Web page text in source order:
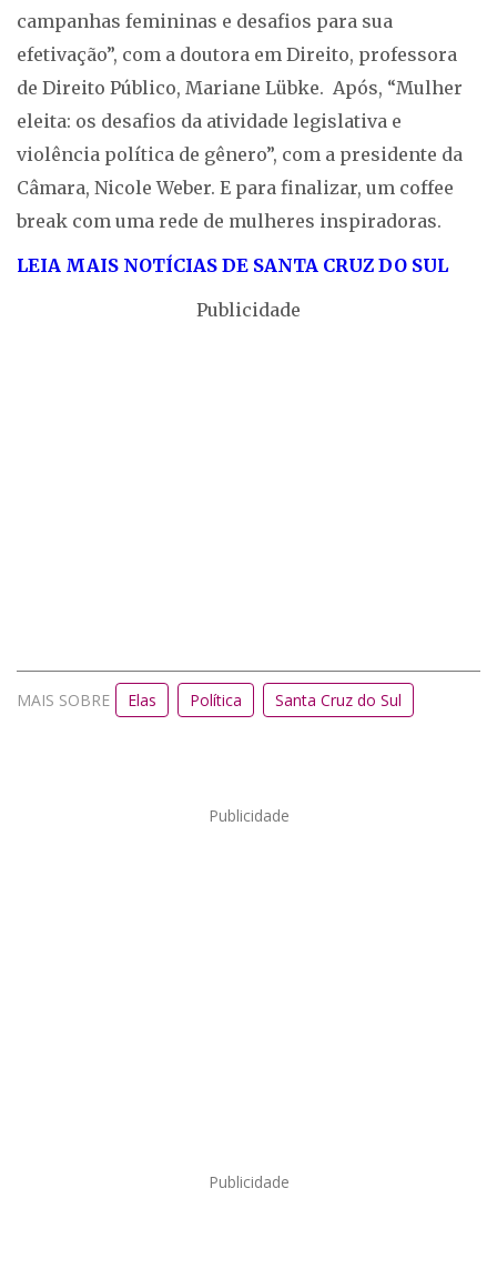
campanhas femininas e desafios para sua
efetivação”, com a doutora em Direito, professora
de Direito Público, Mariane Lübke. Após, “Mulher
eleita: os desafios da atividade legislativa e
violência política de gênero”, com a presidente da
Câmara, Nicole Weber. E para finalizar, um coffee
break com uma rede de mulheres inspiradoras.
LEIA MAIS NOTÍCIAS DE SANTA CRUZ DO SUL
Publicidade
MAIS SOBRE Elas Política Santa Cruz do Sul
Publicidade
Publicidade